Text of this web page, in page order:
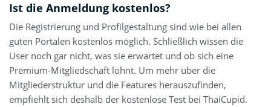
Ist die Anmeldung kostenlos?
Die Registrierung und Profilgestaltung sind wie bei allen
guten Portalen kostenlos möglich. Schließlich wissen die
User noch gar nicht, was sie erwartet und ob sich eine
Premium-Mitgliedschaft lohnt. Um mehr über die
Mitgliederstruktur und die Features herauszufinden,
empfiehlt sich deshalb der kostenlose Test bei ThaiCupid.